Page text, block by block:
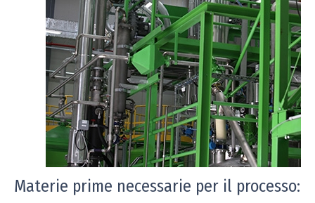
Materie prime necessarie per il processo: